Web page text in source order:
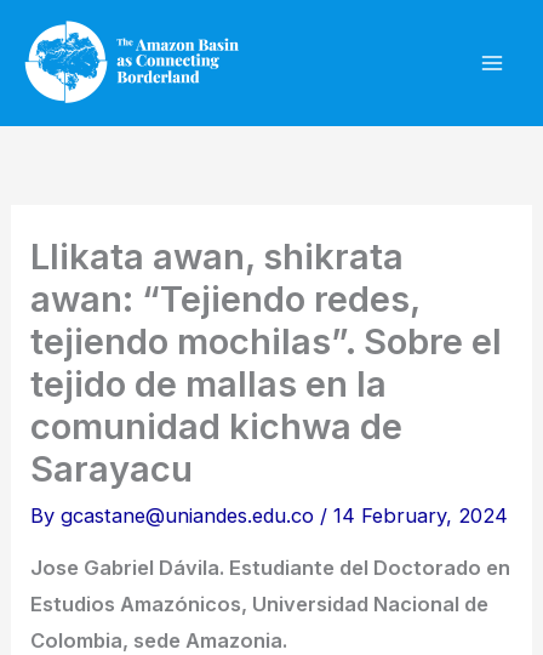
content
Llikata awan, shikrata
awan: “Tejiendo redes,
tejiendo mochilas”. Sobre el
tejido de mallas en la
comunidad kichwa de
Sarayacu
Bygcastane@uniandes.edu.co /14 February, 2024
Jose Gabriel Dávila. Estudiante del Doctorado en
Estudios Amazónicos, Universidad Nacional de
Colombia, sede Amazonia.